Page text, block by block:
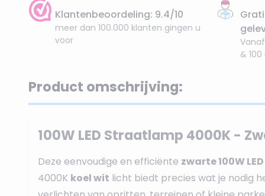
Klantenbeoordeling: 9.4/10
meer dan 100.000 klanten gingen u
voor
Vanaf
&
Product omschrijving:
100W LED Straatlamp 4000K -
Deze eenvoudige en efficiënte zwarte 100W
4000K koel wit licht biedt precies wat je nodig